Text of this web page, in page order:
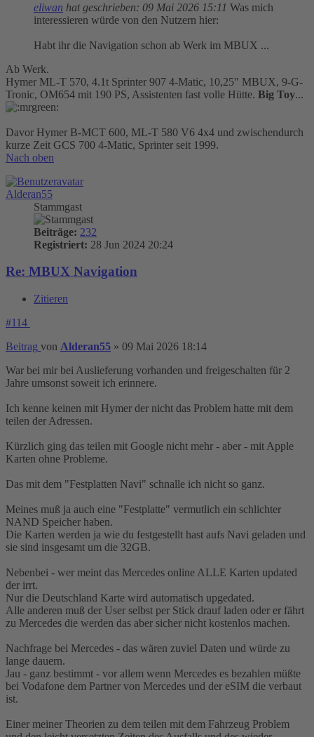
eliwan hat geschrieben: 09 Mai 2026 15:11 Was mich
interessieren würde von den Nutzern hier:
Habt ihr die Navigation schon ab Werk im MBUX ...
Ab Werk.
Hymer ML-T 570, 4.1t Sprinter 907 4-Matic, 10,25″ MBUX, 9-G-
Tronic, OM654 mit 190 PS, Assistenten fast volle Hütte. Big Toy...
Davor Hymer B-MCT 600, ML-T 580 V6 4x4 und zwischendurch
kurze Zeit GCS 700 4-Matic, Sprinter seit 1999.
Nach oben
Alderan55
Stammgast
Beiträge: 232
Registriert: 28 Jun 2024 20:24
Re: MBUX Navigation
Zitieren
#114
Beitrag von Alderan55 » 09 Mai 2026 18:14
War bei mir bei Auslieferung vorhanden und freigeschalten für 2
Jahre umsonst soweit ich erinnere.
Ich kenne keinen mit Hymer der nicht das Problem hatte mit dem
teilen der Adressen.
Kürzlich ging das teilen mit Google nicht mehr - aber - mit Apple
Karten ohne Probleme.
Das mit dem "Festplatten Navi" schnalle ich nicht so ganz.
Meines muß ja auch eine "Festplatte" vermutlich ein schlichter
NAND Speicher haben.
Die Karten werden ja wie du festgestellt hast aufs Navi geladen und
sie sind insgesamt um die 32GB.
Nebenbei - wer meint das Mercedes online ALLE Karten updated
der irrt.
Nur die Deutschland Karte wird automatisch upgedated.
Alle anderen muß der User selbst per Stick drauf laden oder er fährt
zu Mercedes die werden das aber sicher nicht kostenlos machen.
Nachfrage bei Mercedes - das wären zuviel Daten und würde zu
lange dauern.
Jau - ganz bestimmt - vor allem wenn Mercedes es bezahlen müßte
bei Vodafone dem Partner von Mercedes und der eSIM die verbaut
ist.
Einer meiner Theorien zu dem teilen mit dem Fahrzeug Problem